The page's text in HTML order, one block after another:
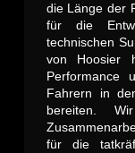
die Länge der
für die
technischen
von Hoosier
Performance
Fahrern in
bereiten. W
für die